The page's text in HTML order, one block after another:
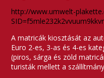
http://www.umwelt-
A matricák kiosztását az
Euro 2-es, 3-as és 4-es
(piros, sárga és zöld
turisták mellett a